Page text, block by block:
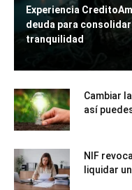
Experiencia
deuda para
tranquilidad
Cambiar
así
NIF
liquidar